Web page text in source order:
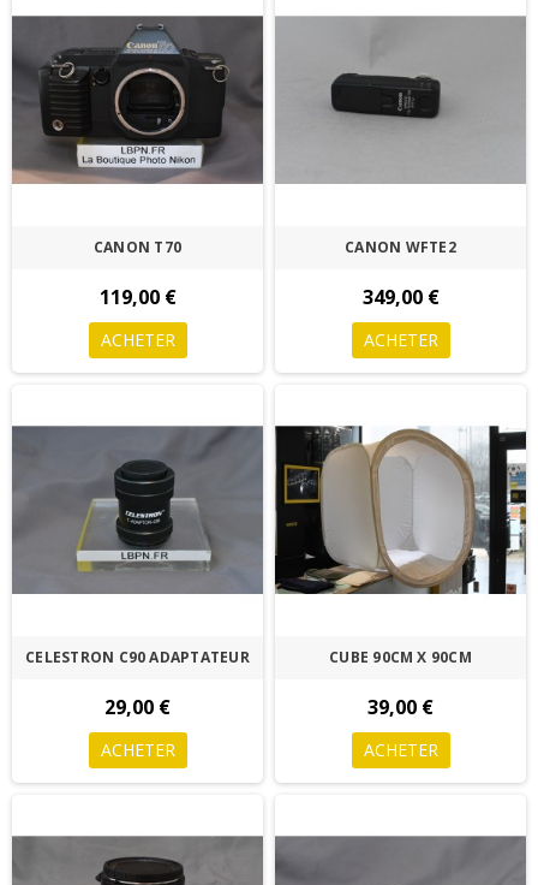
CANON T70
119,00 €
ACHETER
CANON WFTE2
349,00 €
ACHETER
CELESTRON C90 ADAPTATEUR
29,00 €
ACHETER
CUBE 90CM X 90CM
39,00 €
ACHETER